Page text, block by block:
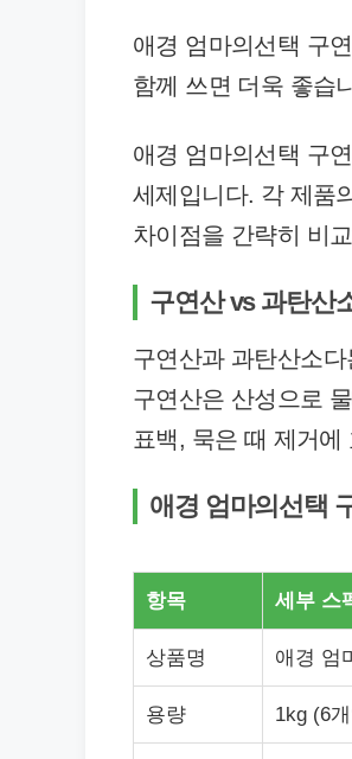
애경 엄마의선택 구
함께 쓰면 더욱 좋습
애경 엄마의선택 구
세제입니다. 각 제품
차이점을 간략히 비
구연산 vs 과탄산
구연산과 과탄산소
구연산은 산성으로
표백, 묵은 때 제거에
애경 엄마의선택
항목 세부 스
상품명 애경 엄
용량 1kg (6